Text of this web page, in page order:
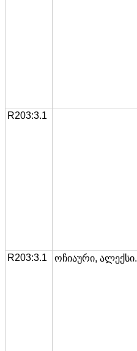
R203:3.1
R203:3.1 ოჩიაური, ალექსი.